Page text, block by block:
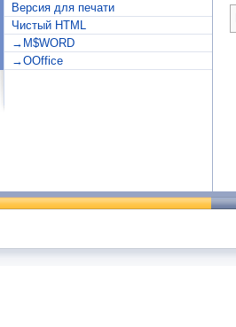
Версия для печати
Чистый HTML
→M$WORD
→OOffice